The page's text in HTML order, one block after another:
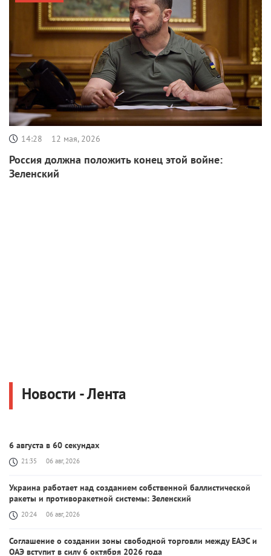
14:28 12 мая, 2026
Россия должна положить конец этой войне:
Зеленский
Новости - Лента
6 августа в 60 секундах
21:35 06 авг, 2026
Украина работает над созданием собственной баллистической
ракеты и противоракетной системы: Зеленский
20:24 06 авг, 2026
Соглашение о создании зоны свободной торговли между ЕАЭС и
ОАЭ вступит в силу 6 октября 2026 года